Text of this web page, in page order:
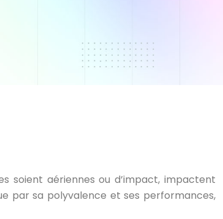
soient aériennes ou d’impact, impactent
par sa polyvalence et ses performances,